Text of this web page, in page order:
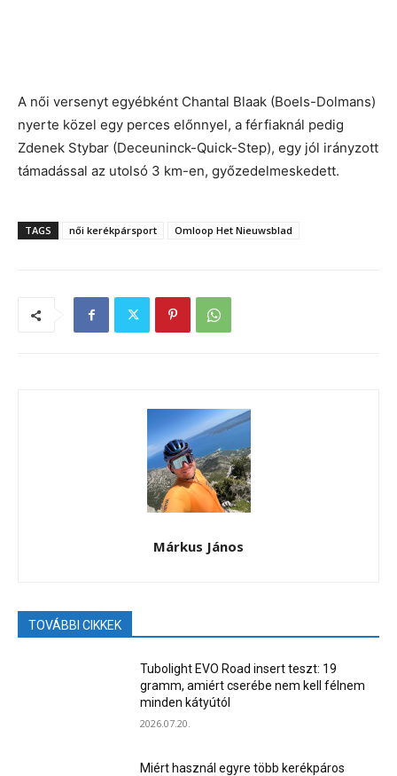
A női versenyt egyébként Chantal Blaak (Boels-Dolmans)
nyerte közel egy perces előnnyel, a férfiaknál pedig
Zdenek Stybar (Deceuninck-Quick-Step), egy jól irányzott
támadással az utolsó 3 km-en, győzedelmeskedett.
TAGS női kerékpársport Omloop Het Nieuwsblad
Márkus János
TOVÁBBI CIKKEK
Tubolight EVO Road insert teszt: 19
gramm, amiért cserébe nem kell félnem
minden kátyútól
2026.07.20.
Miért használ egyre több kerékpáros